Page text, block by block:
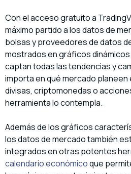
Con el acceso gratuito a
máximo partido a los datos de
bolsas y proveedores de datos
mostrados en gráficos
captan todas las tendencias y
importa en qué mercado
divisas, criptomonedas o
herramienta lo contempla.
Además de los gráficos
los datos de mercado también
integrados en otras potentes
calendario económicoque